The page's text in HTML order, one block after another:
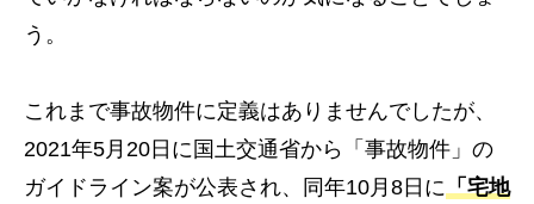
う。
これまで事故物件に定義はありませんでしたが、
2021年5月20日に国土交通省から「事故物件」の
ガイドライン案が公表され、同年10月8日に「宅地